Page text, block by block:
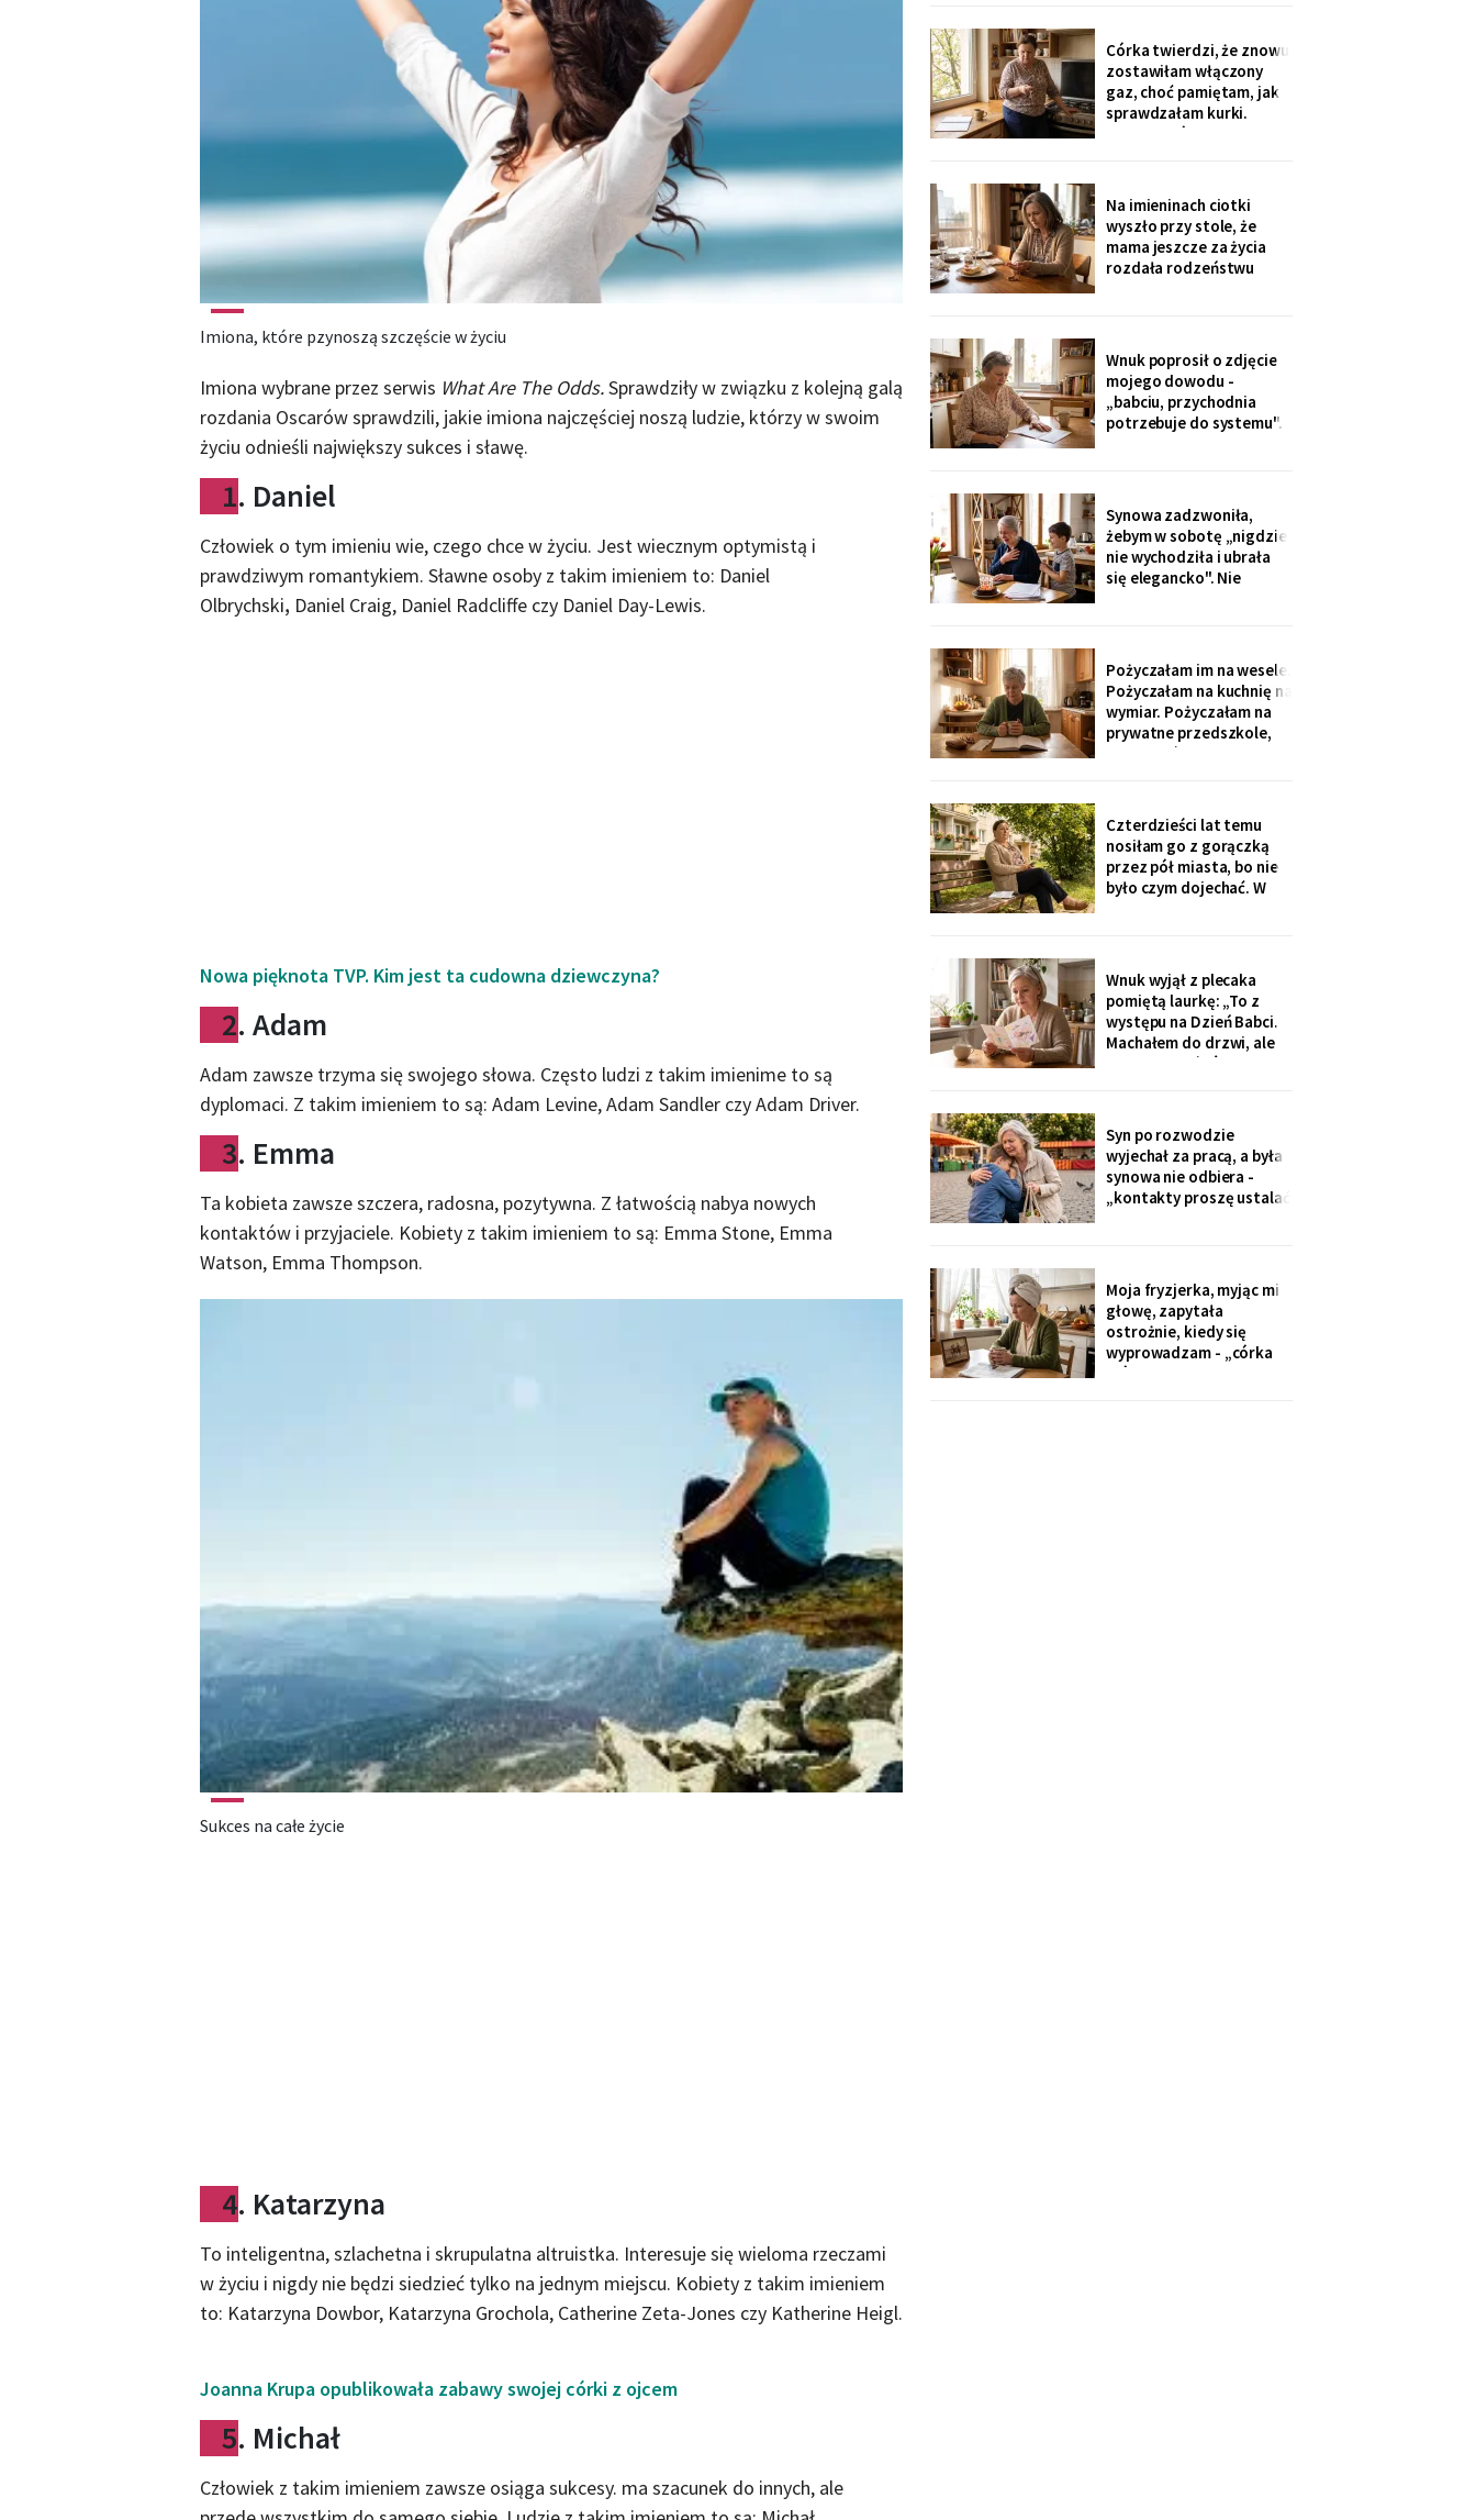
Imiona, które pzynoszą szczęście w życiu
Imiona wybrane przez serwis What Are The Odds.Sprawdziły w związku z kolejną galą
rozdania Oscarów sprawdzili, jakie imiona najczęściej noszą ludzie, którzy w swoim
życiu odnieśli największy sukces i sławę.
1. Daniel
Człowiek o tym imieniu wie, czego chce w życiu. Jest wiecznym optymistą i
prawdziwym romantykiem. Sławne osoby z takim imieniem to: Daniel
Olbrychski, Daniel Craig, Daniel Radcliffe czy Daniel Day-Lewis.
Nowa pięknota TVP. Kim jest ta cudowna dziewczyna?
2. Adam
Adam zawsze trzyma się swojego słowa. Często ludzi z takim imienime to są
dyplomaci. Z takim imieniem to są: Adam Levine, Adam Sandler czy Adam Driver.
3. Emma
Ta kobieta zawsze szczera, radosna, pozytywna. Z łatwością nabya nowych
kontaktów i przyjaciele. Kobiety z takim imieniem to są: Emma Stone, Emma
Watson, Emma Thompson.
Sukces na całe życie
4. Katarzyna
To inteligentna, szlachetna i skrupulatna altruistka. Interesuje się wieloma rzeczami
w życiu i nigdy nie będzi siedzieć tylko na jednym miejscu. Kobiety z takim imieniem
to: Katarzyna Dowbor, Katarzyna Grochola, Catherine Zeta-Jones czy Katherine Heigl.
Joanna Krupa opublikowała zabawy swojej córki z ojcem
5. Michał
Człowiek z takim imieniem zawsze osiąga sukcesy. ma szacunek do innych, ale
spotkałam dawną
sąsiadkę stamtąd: „Co
weekend inni ludzie z
walizkami, klucze w
skrzynce na szyfr.
Córka twierdzi, że znowu
zostawiłam włączony
gaz, choć pamiętam, jak
sprawdzałam kurki.
Klucze, które „zgubiłam",
sąsiadka wspomniała, że
córka była u mnie we
wtorek - kiedy ja
siedziałam w przychodni.
Nigdy nie dawałam
Na imieninach ciotki
wyszło przy stole, że
mama jeszcze za życia
rozdała rodzeństwu
dostałam jej różaniec, po
pogrzebie, z szuflady.
Siostra wyjaśniła: „Ty i
tak zawsze byłaś
ustawiona."
Wnuk poprosił o zdjęcie
mojego dowodu -
„babciu, przychodnia
potrzebuje do systemu".
tysiące, na moje dane.
Wnuk płakał, że odda.
Córka na to: „tylko
nigdzie nie zgłaszaj,
chcesz mu zniszczyć
Synowa zadzwoniła,
żebym w sobotę „nigdzie
nie wychodziła i ubrała
się elegancko". Nie
domu opieki. Przyjechali
z tortem i laptopem:
bilety do Rzymu na moje
siedemdziesiąte
urodziny
Pożyczałam im na wesele.
Pożyczałam na kuchnię na
wymiar. Pożyczałam na
prywatne przedszkole,
„bo Kubuś jest wrażliwy".
poprosiłam o pożyczkę -
na okulary progresywne -
i usłyszałam, że „trzeba
było sobie
Czterdzieści lat temu
nosiłam go z gorączką
przez pół miasta, bo nie
było czym dojechać. W
prześwietlenie biodra.
„Mamo, od tego jest
teraz taksówka dla
seniorów, zamów sobie".
Zamówiłam - kierowca
Wnuk wyjął z plecaka
pomiętą laurkę: „To z
występu na Dzień Babci.
Machałem do drzwi, ale
nie przyszłaś". Żadnego
przekazuje je przez
rodziców. Córka
wzruszyła ramionami:
„No zapomniałam, mamo,
tyle się teraz
Syn po rozwodzie
wyjechał za pracą, a była
synowa nie odbiera -
„kontakty proszę ustalać
na rynku młodszy mnie
zobaczył, wyrwał jej się z
ręki i przybiegł. Zdążyłam
tylko przytulić.
Moja fryzjerka, myjąc mi
głowę, zapytała
ostrożnie, kiedy się
wyprowadzam - „córka
mówiła u nas w salonie,